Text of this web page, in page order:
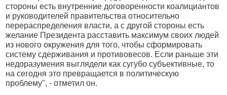
стороны есть внутренние договоренности коалициантов
и руководителей правительства относительно
перераспределения власти, а с другой стороны есть
желание Президента расставить максимум своих людей
из нового окружения для того, чтобы сформировать
систему сдерживания и противовесов. Если раньше эти
недоразумения выглядели как сугубо субъективные, то
на сегодня это превращается в политическую
проблему", - отметил он.